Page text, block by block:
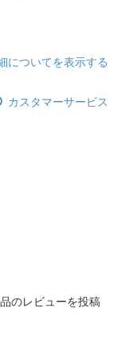
についてを表示する
カスタマーサービス
のレビューを投稿